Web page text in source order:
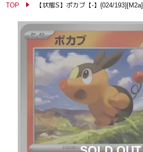
TOP 【状態S】ポカブ【-】{024/193}[M2a]